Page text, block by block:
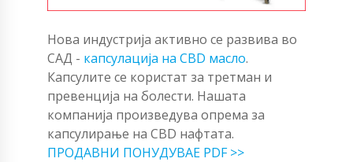
Нова индустрија активно се развива во
САД - капсулација на CBD масло.
Капсулите се користат за третман и
превенција на болести. Нашата
компанија произведува опрема за
капсулирање на CBD нафтата.
ПРОДАВНИ ПОНУДУВАЕ PDF >>